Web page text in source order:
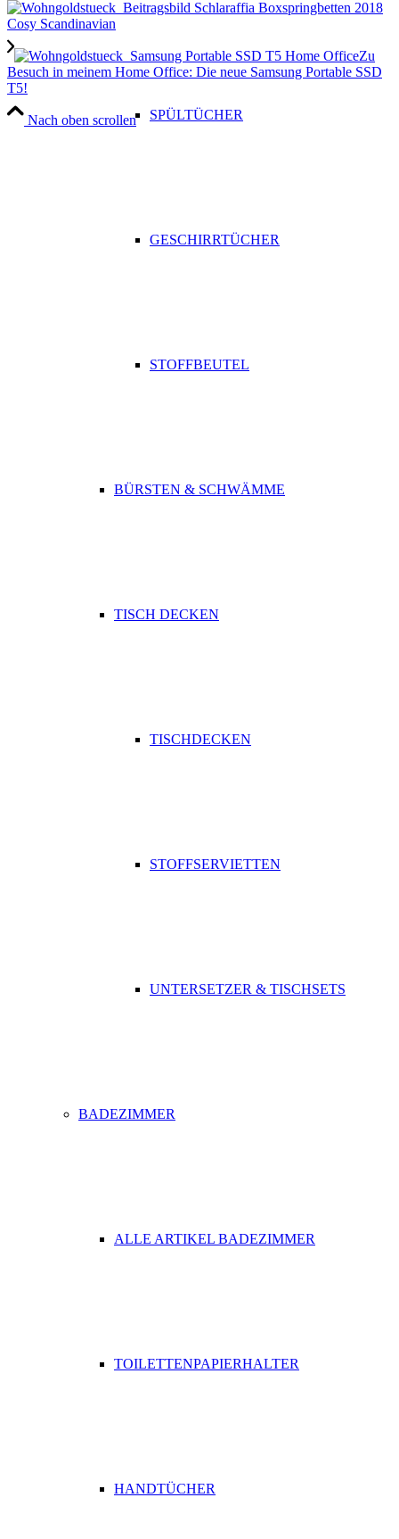
SPÜLTÜCHER
GESCHIRRTÜCHER
STOFFBEUTEL
BÜRSTEN & SCHWÄMME
TISCH DECKEN
TISCHDECKEN
STOFFSERVIETTEN
UNTERSETZER & TISCHSETS
BADEZIMMER
ALLE ARTIKEL BADEZIMMER
TOILETTENPAPIERHALTER
HANDTÜCHER
Zu
Besuch in meinem Home Office: Die neue Samsung Portable SSD
T5!
Nach oben scrollen